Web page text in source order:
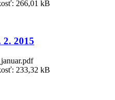
266,01 kB
2015
233,32 kB